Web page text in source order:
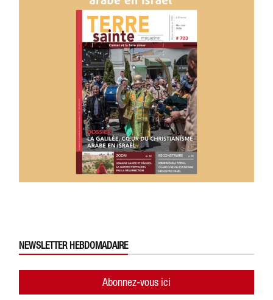
NEWSLETTER HEBDOMADAIRE
Abonnez-vous ici